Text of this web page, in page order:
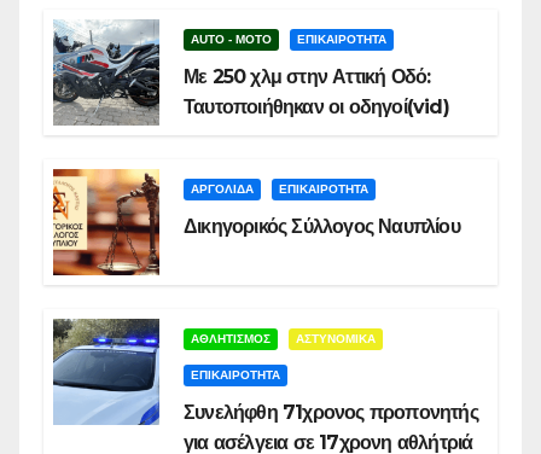
AUTO - MOTO ΕΠΙΚΑΙΡΟΤΗΤΑ
Με 250 χλμ στην Αττική Οδό:
Ταυτοποιήθηκαν οι οδηγοί(vid)
ΑΡΓΟΛΙΔΑ ΕΠΙΚΑΙΡΟΤΗΤΑ
Δικηγορικός Σύλλογος Ναυπλίου
ΑΘΛΗΤΙΣΜΟΣ ΑΣΤΥΝΟΜΙΚΑ
ΕΠΙΚΑΙΡΟΤΗΤΑ
Συνελήφθη 71χρονος προπονητής
για ασέλγεια σε 17χρονη αθλήτριά